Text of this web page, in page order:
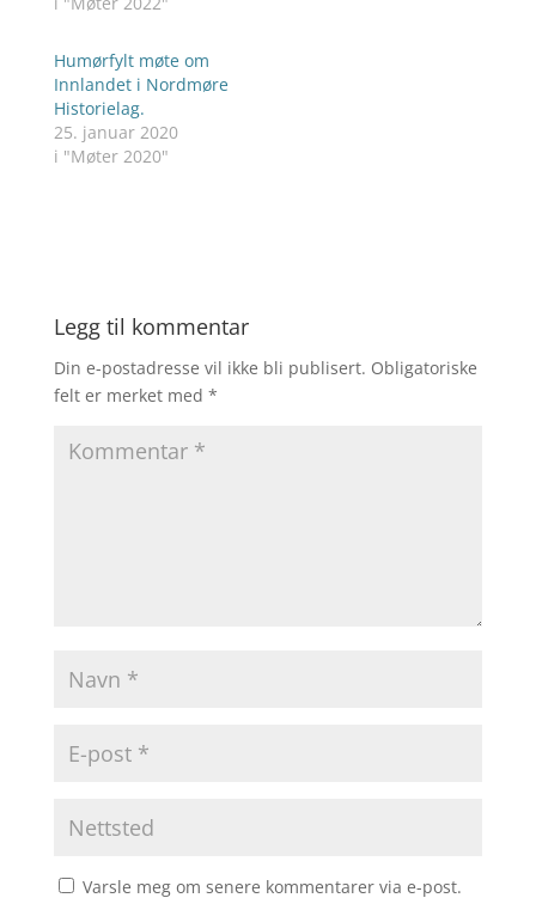
Humørfylt møte om
Innlandet i Nordmøre
Historielag.
25. januar 2020
i "Møter 2020"
Legg til kommentar
Din e-postadresse vil ikke bli publisert. Obligatoriske
felt er merket med *
Varsle meg om senere kommentarer via e-post.